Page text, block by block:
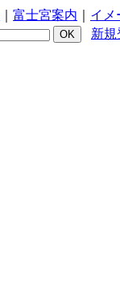
富士宮案内
イメ
新規